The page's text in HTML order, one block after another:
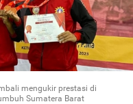
mengukir prestasi di
Sumatera Barat